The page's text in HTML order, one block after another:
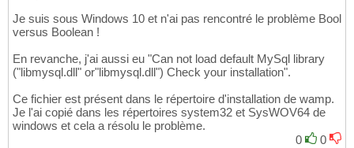
Je suis sous Windows 10 et n'ai pas rencontré le problème Bool
versus Boolean !
En revanche, j'ai aussi eu "Can not load default MySql library
("libmysql.dll" or"libmysql.dll") Check your installation".
Ce fichier est présent dans le répertoire d'installation de wamp.
Je l'ai copié dans les répertoires system32 et SysWOV64 de
windows et cela a résolu le problème.
0
0